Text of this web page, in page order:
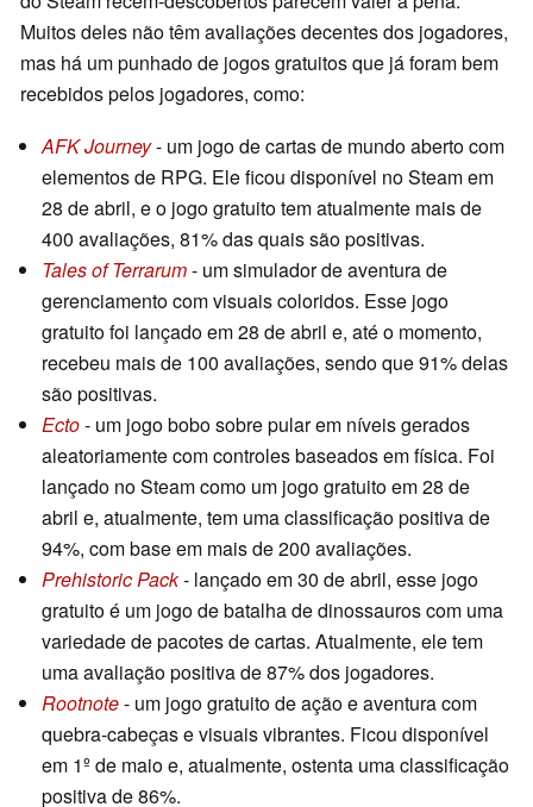
Muitos deles não têm avaliações decentes dos jogadores,
mas há um punhado de jogos gratuitos que já foram bem
recebidos pelos jogadores, como:
AFK Journey- um jogo de cartas de mundo aberto com
elementos de RPG. Ele ficou disponível no Steam em
28 de abril, e o jogo gratuito tem atualmente mais de
400 avaliações, 81% das quais são positivas.
Tales of Terrarum- um simulador de aventura de
gerenciamento com visuais coloridos. Esse jogo
gratuito foi lançado em 28 de abril e, até o momento,
recebeu mais de 100 avaliações, sendo que 91% delas
são positivas.
Ecto- um jogo bobo sobre pular em níveis gerados
aleatoriamente com controles baseados em física. Foi
lançado no Steam como um jogo gratuito em 28 de
abril e, atualmente, tem uma classificação positiva de
94%, com base em mais de 200 avaliações.
Prehistoric Pack- lançado em 30 de abril, esse jogo
gratuito é um jogo de batalha de dinossauros com uma
variedade de pacotes de cartas. Atualmente, ele tem
uma avaliação positiva de 87% dos jogadores.
Rootnote- um jogo gratuito de ação e aventura com
quebra-cabeças e visuais vibrantes. Ficou disponível
em 1º de maio e, atualmente, ostenta uma classificação
positiva de 86%.